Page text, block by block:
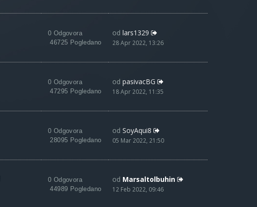
0 Odgovora
46725 Pogledano
od lars1329
28 Apr 2022, 13:26
0 Odgovora
47295 Pogledano
od pasivacBG
18 Apr 2022, 11:35
0 Odgovora
28095 Pogledano
od SoyAqui8
05 Mar 2022, 21:50
0 Odgovora
44989 Pogledano
od Marsaltolbuhin
12 Feb 2022, 09:46